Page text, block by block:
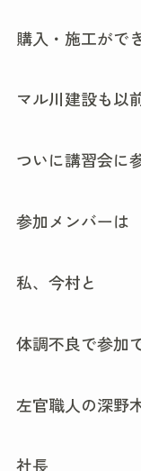
購入・施工がで
マル川建設も以
ついに講習会に
参加メンバーは
私、今村と
体調不良で参加
左官職人の深野
社長